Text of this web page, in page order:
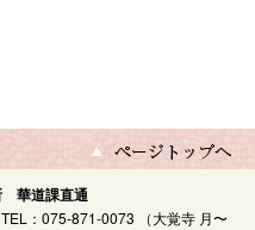
華道課直通
：075-871-0073 （大覚寺 月〜